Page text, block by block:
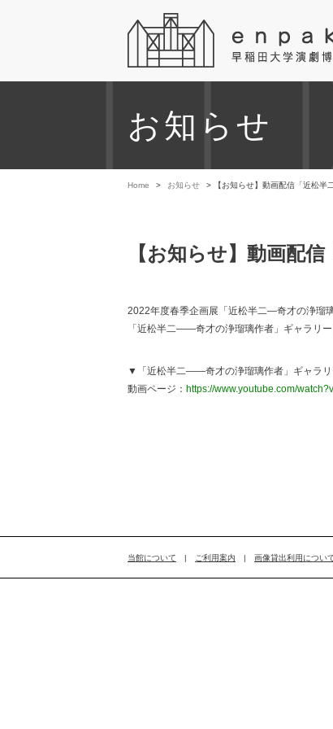
お知らせ
Home > お知らせ > 【お知らせ】動画配信「近松
【お知らせ】動画配
2022年度春季企画展「近松半二―奇才の浄瑠
「近松半二――奇才の浄瑠璃作者」ギャラリー
▼「近松半二――奇才の浄瑠璃作者」ギャラリ
動画ページ： https://www.youtube.com/
当館について | ご利用案内 | 画像貸出利用につい